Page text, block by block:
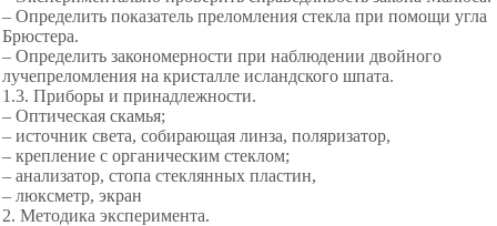
– Определить показатель преломления стекла при помощи угла
Брюстера.
– Определить закономерности при наблюдении двойного
лучепреломления на кристалле исландского шпата.
1.3. Приборы и принадлежности.
– Оптическая скамья;
– источник света, собирающая линза, поляризатор,
– крепление с органическим стеклом;
– анализатор, стопа стеклянных пластин,
– люксметр, экран
2. Методика эксперимента.